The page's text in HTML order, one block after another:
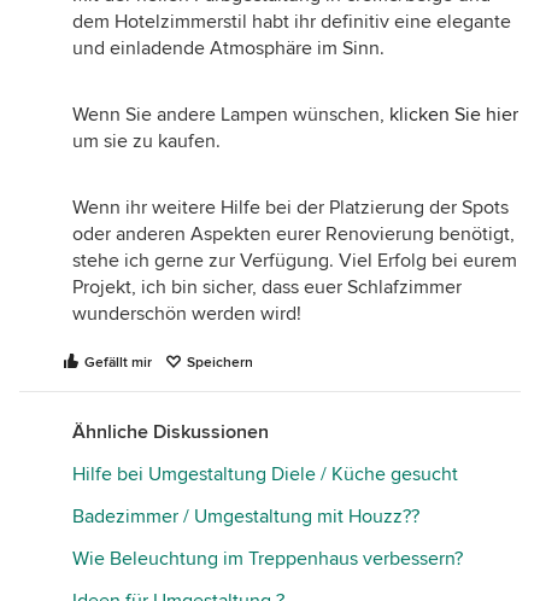
dem Hotelzimmerstil habt ihr definitiv eine elegante
und einladende Atmosphäre im Sinn.
Wenn Sie andere Lampen wünschen, klicken Sie hier
um sie zu kaufen.
Wenn ihr weitere Hilfe bei der Platzierung der Spots
oder anderen Aspekten eurer Renovierung benötigt,
stehe ich gerne zur Verfügung. Viel Erfolg bei eurem
Projekt, ich bin sicher, dass euer Schlafzimmer
wunderschön werden wird!
Gefällt mir Speichern
Ähnliche Diskussionen
Hilfe bei Umgestaltung Diele / Küche gesucht
Badezimmer / Umgestaltung mit Houzz??
Wie Beleuchtung im Treppenhaus verbessern?